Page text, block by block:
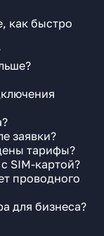
как быстро
заявки?
тарифы?
SIM-картой?
проводного
для бизнеса?